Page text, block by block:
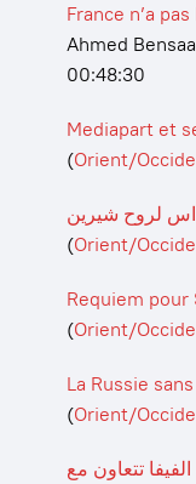
France n’a
Ahmed
00:48:30
Mediapart et
(Orient/
لروح شيرين
(Orient/
Requiem pour
(Orient/
La Russie
(Orient/
تتعاون مع